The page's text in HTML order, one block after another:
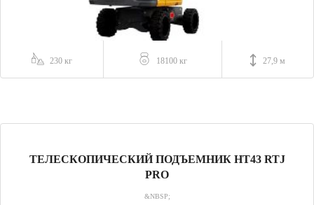
230 кг 18100 кг 27,9 м
ТЕЛЕСКОПИЧЕСКИЙ ПОДЪЕМНИК HT43 RTJ
PRO
&NBSP;